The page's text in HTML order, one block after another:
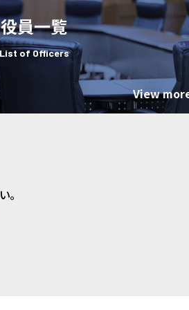
役員一覧
of Officers
View
。